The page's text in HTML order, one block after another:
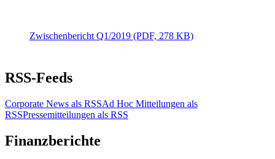
Zwischenbericht Q1/2019 (PDF, 278 KB)
RSS-Feeds
Corporate News als RSSAd Hoc Mitteilungen als
RSSPressemitteilungen als RSS
Finanzberichte